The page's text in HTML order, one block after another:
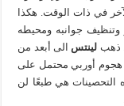
في ذات الوقت. هكذا
وتنظيف جوانبه ومحيطه
ذهب لينتس الى أبعد من
أوربي محتمل على
التحصينات هي طبعًا لن